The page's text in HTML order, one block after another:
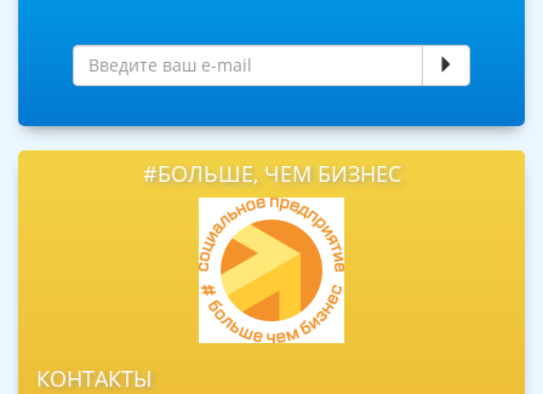
#БОЛЬШЕ, ЧЕМ БИЗНЕС
КОНТАКТЫ